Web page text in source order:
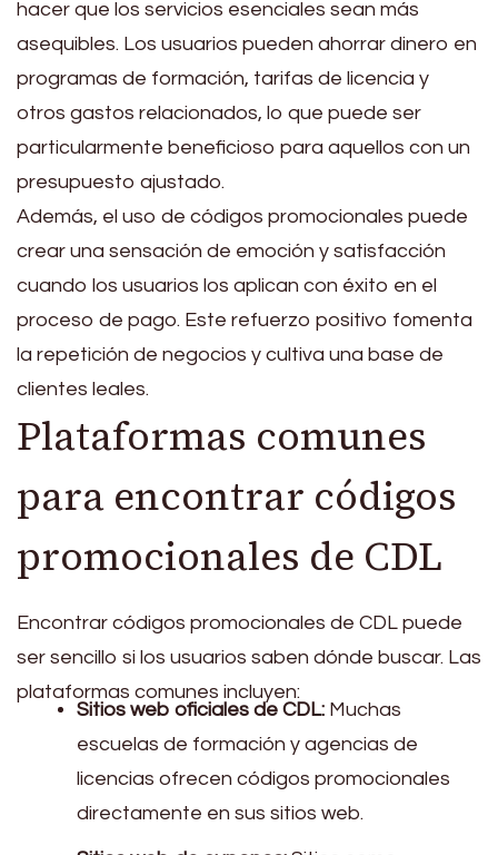
hacer que los servicios esenciales sean más
asequibles. Los usuarios pueden ahorrar dinero en
programas de formación, tarifas de licencia y
otros gastos relacionados, lo que puede ser
particularmente beneficioso para aquellos con un
presupuesto ajustado.
Además, el uso de códigos promocionales puede
crear una sensación de emoción y satisfacción
cuando los usuarios los aplican con éxito en el
proceso de pago. Este refuerzo positivo fomenta
la repetición de negocios y cultiva una base de
clientes leales.
Plataformas comunes
para encontrar códigos
promocionales de CDL
Encontrar códigos promocionales de CDL puede
ser sencillo si los usuarios saben dónde buscar. Las
plataformas comunes incluyen:
Sitios web oficiales de CDL: Muchas
escuelas de formación y agencias de
licencias ofrecen códigos promocionales
directamente en sus sitios web.